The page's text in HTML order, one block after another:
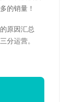
的销量！
原因汇总
分运营。